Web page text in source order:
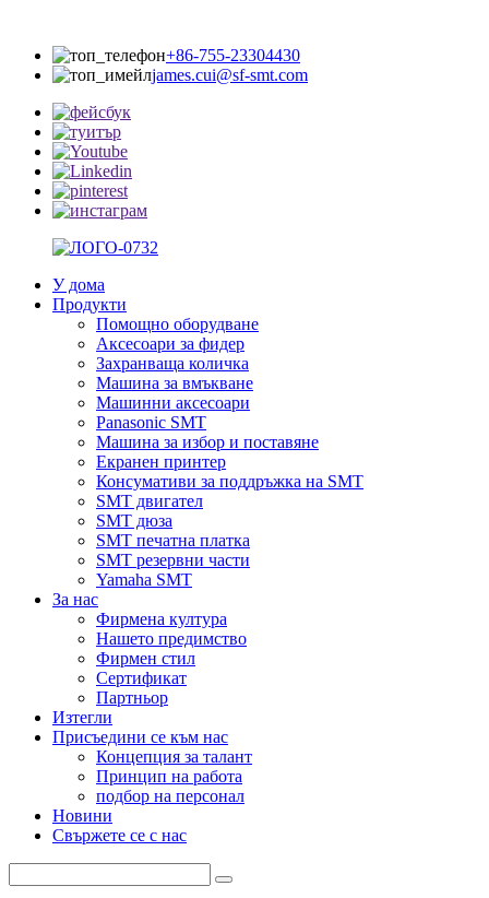
+86-755-23304430
james.cui@sf-smt.com
У дома
Продукти
Помощно оборудване
Аксесоари за фидер
Захранваща количка
Машина за вмъкване
Машинни аксесоари
Panasonic SMT
Машина за избор и поставяне
Екранен принтер
Консумативи за поддръжка на SMT
SMT двигател
SMT дюза
SMT печатна платка
SMT резервни части
Yamaha SMT
За нас
Фирмена култура
Нашето предимство
Фирмен стил
Сертификат
Партньор
Изтегли
Присъедини се към нас
Концепция за талант
Принцип на работа
подбор на персонал
Новини
Свържете се с нас